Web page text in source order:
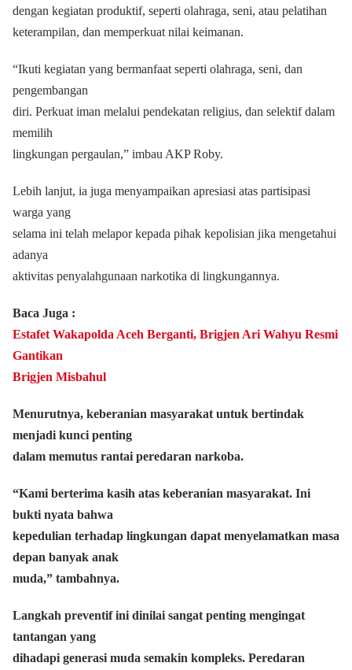
dengan kegiatan produktif, seperti olahraga, seni, atau pelatihan
keterampilan, dan memperkuat nilai keimanan.
“Ikuti kegiatan yang bermanfaat seperti olahraga, seni, dan
pengembangan
diri. Perkuat iman melalui pendekatan religius, dan selektif dalam
memilih
lingkungan pergaulan,” imbau AKP Roby.
Lebih lanjut, ia juga menyampaikan apresiasi atas partisipasi
warga yang
selama ini telah melapor kepada pihak kepolisian jika mengetahui
adanya
aktivitas penyalahgunaan narkotika di lingkungannya.
Baca Juga :
Estafet Wakapolda Aceh Berganti, Brigjen Ari Wahyu Resmi
Gantikan
Brigjen Misbahul
Menurutnya, keberanian masyarakat untuk bertindak
menjadi kunci penting
dalam memutus rantai peredaran narkoba.
“Kami berterima kasih atas keberanian masyarakat. Ini
bukti nyata bahwa
kepedulian terhadap lingkungan dapat menyelamatkan masa
depan banyak anak
muda,” tambahnya.
Langkah preventif ini dinilai sangat penting mengingat
tantangan yang
dihadapi generasi muda semakin kompleks. Peredaran